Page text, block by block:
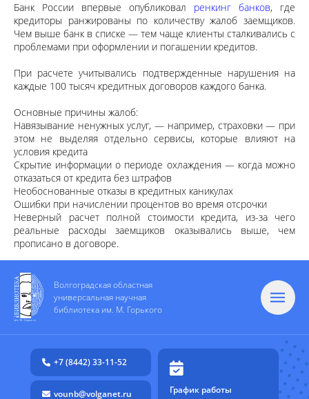
Банк России впервые опубликовал ренкинг банков, где
кредиторы ранжированы по количеству жалоб заемщиков.
Чем выше банк в списке — тем чаще клиенты сталкивались с
проблемами при оформлении и погашении кредитов.
При расчете учитывались подтвержденные нарушения на
каждые 100 тысяч кредитных договоров каждого банка.
Основные причины жалоб:
Навязывание ненужных услуг, — например, страховки — при
этом не выделяя отдельно сервисы, которые влияют на
условия кредита
Скрытие информации о периоде охлаждения — когда можно
отказаться от кредита без штрафов
Необоснованные отказы в кредитных каникулах
Ошибки при начислении процентов во время отсрочки
Неверный расчет полной стоимости кредита, из-за чего
реальные расходы заемщиков оказывались выше, чем
прописано в договоре.
Волгоградская областная
универсальная научная
библиотека им. М. Горького
+7 (8442) 33-11-52
vounb@volganet.ru График работы